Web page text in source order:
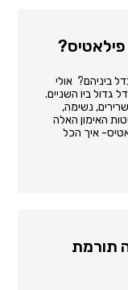
פילאטיס?
ביניהם? אולי
גדול ביו השניים.
נשימה,
האימון האלה
איך הכל
תורמת